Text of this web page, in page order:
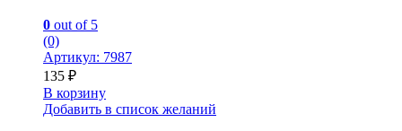
0 out of 5
(0)
Артикул: 7987
135 ₽
В корзину
Добавить в список желаний